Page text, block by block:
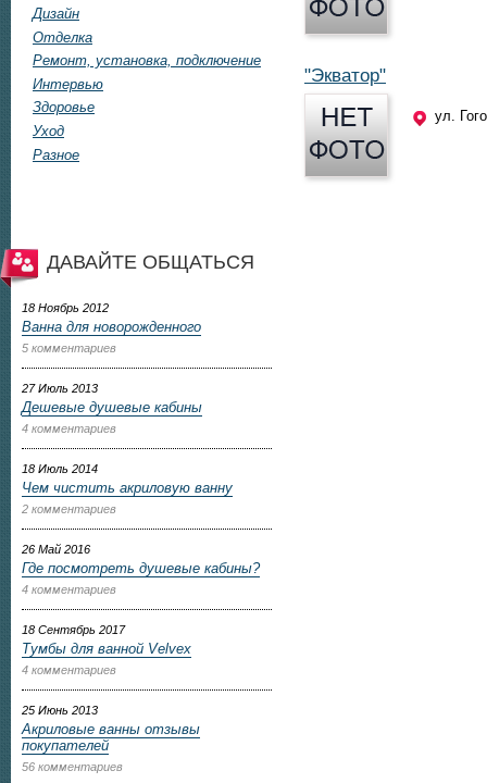
Дизайн
Отделка
Ремонт, установка, подключение
Интервью
Здоровье
Уход
Разное
ДАВАЙТЕ ОБЩАТЬСЯ
18 Ноябрь 2012
Ванна для новорожденного
5 комментариев
27 Июль 2013
Дешевые душевые кабины
4 комментариев
18 Июль 2014
Чем чистить акриловую ванну
2 комментариев
26 Май 2016
Где посмотреть душевые кабины?
4 комментариев
18 Сентябрь 2017
Тумбы для ванной Velvex
4 комментариев
25 Июнь 2013
Акриловые ванны отзывы
покупателей
56 комментариев
"Экватор"
ул.